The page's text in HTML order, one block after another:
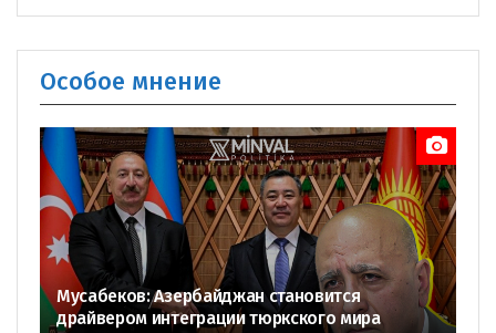
Особое мнение
Мусабеков: Азербайджан становится
драйвером интеграции тюркского мира